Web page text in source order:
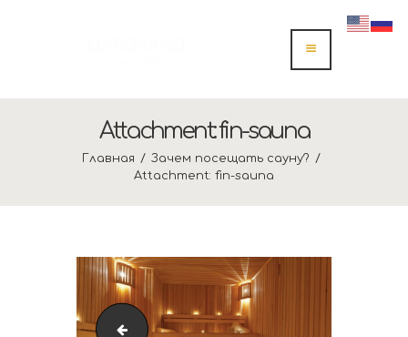
Attachment: fin-sauna
Главная
Зачем посещать сауну?
Attachment: fin-sauna
[:ru]Мужская компания1[:]